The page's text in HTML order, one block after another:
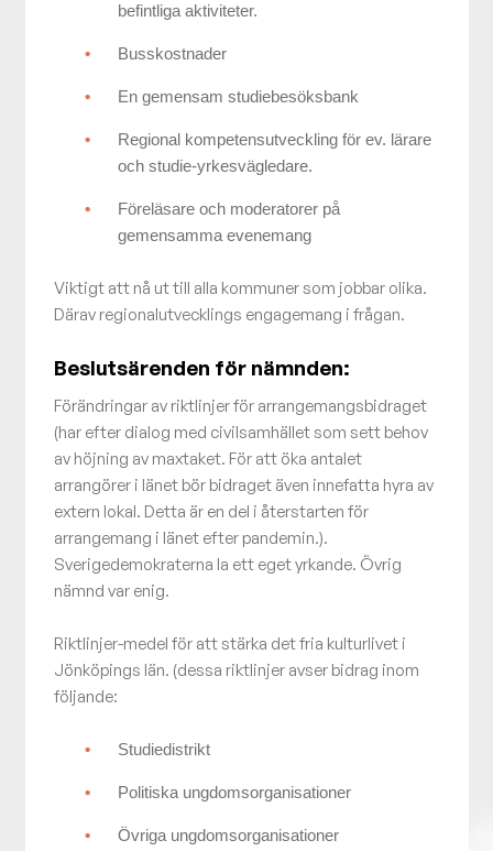
befintliga aktiviteter.
Busskostnader
En gemensam studiebesöksbank
Regional kompetensutveckling för ev. lärare
och studie-yrkesvägledare.
Föreläsare och moderatorer på
gemensamma evenemang
Viktigt att nå ut till alla kommuner som jobbar olika.
Därav regionalutvecklings engagemang i frågan.
Beslutsärenden för nämnden:
Förändringar av riktlinjer för arrangemangsbidraget
(har efter dialog med civilsamhället som sett behov
av höjning av maxtaket. För att öka antalet
arrangörer i länet bör bidraget även innefatta hyra av
extern lokal. Detta är en del i återstarten för
arrangemang i länet efter pandemin.).
Sverigedemokraterna la ett eget yrkande. Övrig
nämnd var enig.
Riktlinjer-medel för att stärka det fria kulturlivet i
Jönköpings län. (dessa riktlinjer avser bidrag inom
följande:
Studiedistrikt
Politiska ungdomsorganisationer
Övriga ungdomsorganisationer